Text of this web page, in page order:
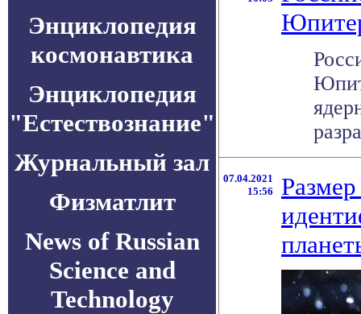
Энциклопедия
космонавтика
Энциклопедия
"Естествознание"
Журнальный зал
Физматлит
News of Russian
Science and
Technology
07.04.2021
15:56